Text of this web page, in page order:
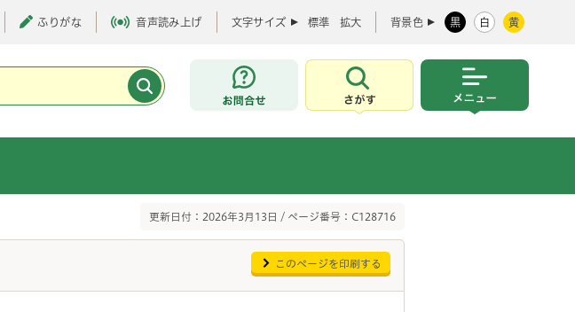
ふりがな 音声読み上げ 文字サイズ 標準 拡大 背景色 黒 白 黄
お問合せ
さがす
更新日付：2026年3月13日 / ページ番号：C128716
このページを印刷する